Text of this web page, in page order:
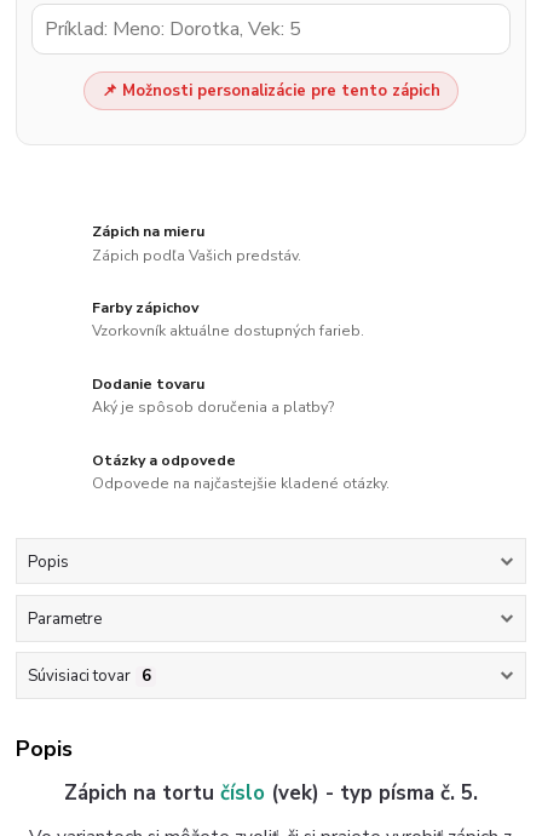
📌 Možnosti personalizácie pre tento zápich
Zápich na mieru
Zápich podľa Vašich predstáv.
Farby zápichov
Vzorkovník aktuálne dostupných farieb.
Dodanie tovaru
Aký je spôsob doručenia a platby?
Otázky a odpovede
Odpovede na najčastejšie kladené otázky.
Popis
Parametre
Súvisiaci tovar 6
Popis
Zápich na tortu číslo (vek) - typ písma č. 5.